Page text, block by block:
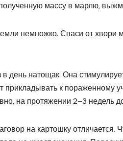
массу в марлю,
немножко. Спаси от хвори
день натощак. Она
прикладывать к пораженному
на протяжении 2–3 недель
на картошку отличается.